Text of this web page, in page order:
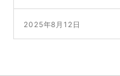
2025年8月12日